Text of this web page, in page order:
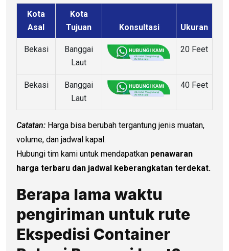
Kota
Asal
Kota
Tujuan
Konsultasi Ukuran
Bekasi
Banggai
Laut
20 Feet
Bekasi
Banggai
Laut
40 Feet
Catatan: Harga bisa berubah tergantung jenis muatan,
volume, dan jadwal kapal.
Hubungi tim kami untuk mendapatkan penawaran
harga terbaru dan jadwal keberangkatan terdekat.
Berapa lama waktu
pengiriman untuk rute
Ekspedisi Container